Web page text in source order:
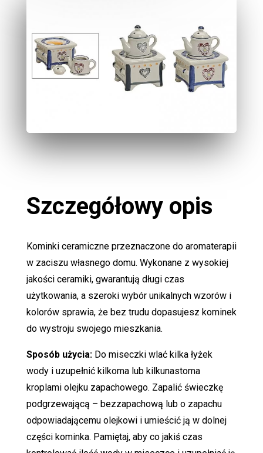
Szczegółowy opis
Kominki ceramiczne przeznaczone do aromaterapii
w zaciszu własnego domu. Wykonane z wysokiej
jakości ceramiki, gwarantują długi czas
użytkowania, a szeroki wybór unikalnych wzorów i
kolorów sprawia, że bez trudu dopasujesz kominek
do wystroju swojego mieszkania.
Sposób użycia: Do miseczki wlać kilka łyżek
wody i uzupełnić kilkoma lub kilkunastoma
kroplami olejku zapachowego. Zapalić świeczkę
podgrzewającą – bezzapachową lub o zapachu
odpowiadającemu olejkowi i umieścić ją w dolnej
części kominka. Pamiętaj, aby co jakiś czas